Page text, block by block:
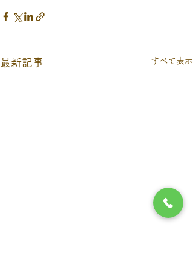
最新記事 すべて表示